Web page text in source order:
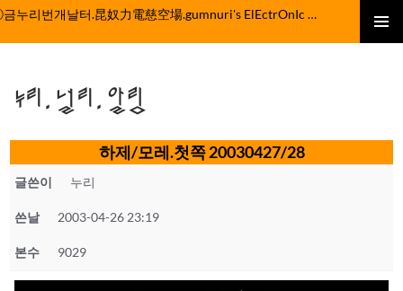
컨
뛰
기
ⓒ금누리번개날터.昆奴力電慈空場.gumnuri's ElEctrOnIc fActOrY
누리.널리.알림
하제/모레.첫쪽 20030427/28
글쓴이 누리
쓴날 2003-04-26 23:19
본수 9029